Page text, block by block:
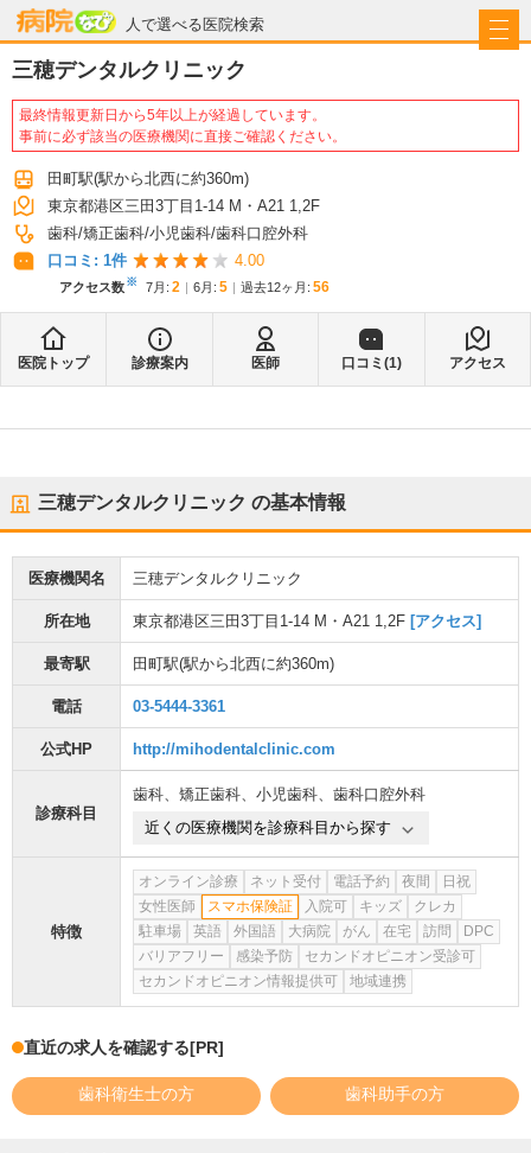
人で選べる医院検索
病院なび
三穂デンタルクリニック
最終情報更新日から5年以上が経過しています。
事前に必ず該当の医療機関に直接ご確認ください。
田町駅(駅から北西に約360m)
東京都港区三田3丁目1-14 M・A21 1,2F
歯科 矯正歯科 小児歯科 歯科口腔外科
口コミ: 1件 4.00
アクセス数※ 7月 : 2 6月 : 5 過去12ヶ月: 56
医院トップ 診療案内 医師 口コミ(1) アクセス
三穂デンタルクリニック の基本情報
医療機関名 三穂デンタルクリニック
所在地 東京都港区三田3丁目1-14 M・A21 1,2F [アクセス]
最寄駅 田町駅(駅から北西に約360m)
電話 03-5444-3361
公式HP http://mihodentalclinic.com
診療科目
歯科、 矯正歯科、 小児歯科、 歯科口腔外科
近くの医療機関を診療科目から探す
特徴
オンライン診療 ネット受付 電話予約 夜間
日祝
女性医師
スマホ保険証 入院可 キッズ
クレカ
駐車場
英語 外国語 大病院 がん 在宅 訪問
DPC
バリアフリー
感染予防
セカンドオピニオン受診可
セカンドオピニオン情報提供可
地域連携
直近の求人を確認する[PR]
歯科衛生士の方 歯科助手の方